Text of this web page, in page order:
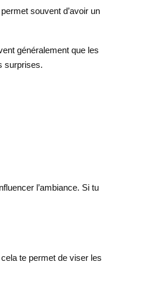
souvent d’avoir un
généralement que les
surprises.
l’ambiance. Si tu
te permet de viser les